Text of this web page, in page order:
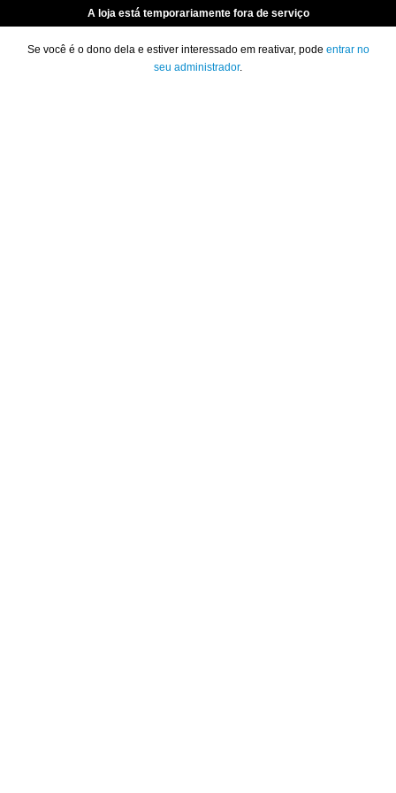
A loja está temporariamente fora de serviço
Se você é o dono dela e estiver interessado em reativar, pode entrar no
seu administrador.